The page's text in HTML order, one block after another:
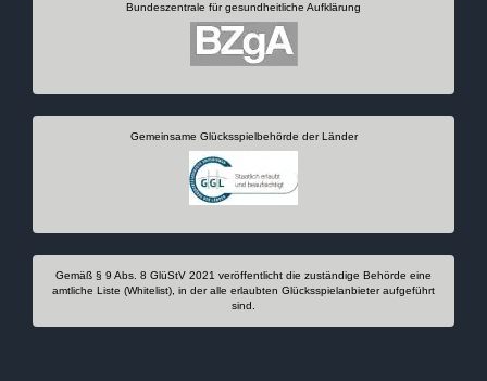
Bundeszentrale für gesundheitliche Aufklärung
Gemeinsame Glücksspielbehörde der Länder
Gemäß § 9 Abs. 8 GlüStV 2021 veröffentlicht die zuständige Behörde eine
amtliche Liste (Whitelist), in der alle erlaubten Glücksspielanbieter aufgeführt
sind.